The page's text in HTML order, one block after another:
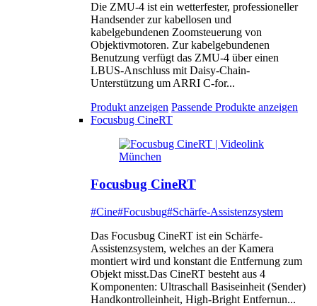
Die ZMU-4 ist ein wetterfester, professioneller
Handsender zur kabellosen und
kabelgebundenen Zoomsteuerung von
Objektivmotoren. Zur kabelgebundenen
Benutzung verfügt das ZMU-4 über einen
LBUS-Anschluss mit Daisy-Chain-
Unterstützung um ARRI C-for...
Produkt anzeigen Passende Produkte anzeigen
Focusbug CineRT
Focusbug CineRT
#Cine#Focusbug#Schärfe-Assistenzsystem
Das Focusbug CineRT ist ein Schärfe-
Assistenzsystem, welches an der Kamera
montiert wird und konstant die Entfernung zum
Objekt misst.Das CineRT besteht aus 4
Komponenten: Ultraschall Basiseinheit (Sender)
Handkontrolleinheit, High-Bright Entfernun...